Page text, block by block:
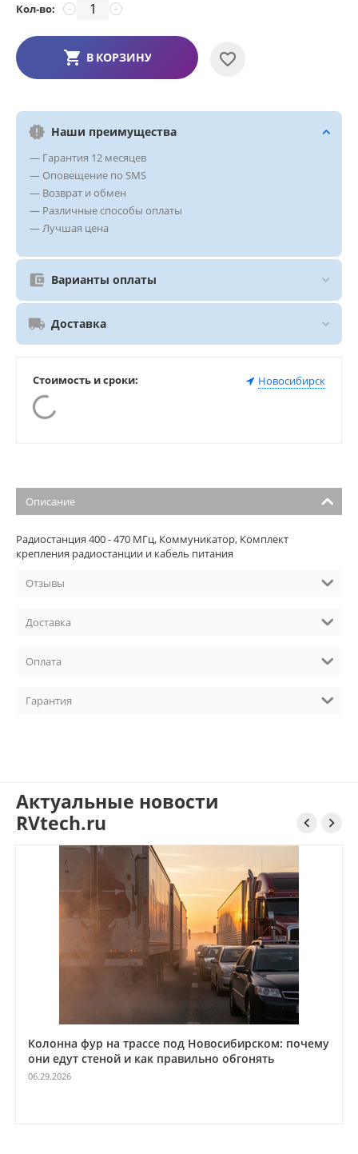
Кол-во: +
−
В КОРЗИНУ
Наши преимущества
— Гарантия 12 месяцев
— Оповещение по SMS
— Возврат и обмен
— Различные способы оплаты
— Лучшая цена
Варианты оплаты
Доставка
Стоимость и сроки: Новосибирск
Описание
Радиостанция 400 - 470 МГц, Коммуникатор, Комплект
крепления радиостанции и кабель питания
Отзывы
Доставка
Оплата
Гарантия
Актуальные новости
RVtech.ru
 
Колонна фур на трассе под Новосибирском: почему
они едут стеной и как правильно обгонять
06.29.2026